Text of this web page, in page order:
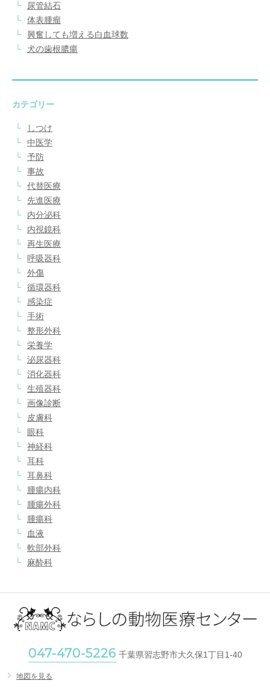
尿管結石
体表腫瘤
興奮しても増える白血球数
犬の歯根膿瘍
カテゴリー
しつけ
中医学
予防
事故
代替医療
先進医療
内分泌科
内視鏡科
再生医療
呼吸器科
外傷
循環器科
感染症
手術
整形外科
栄養学
泌尿器科
消化器科
生殖器科
画像診断
皮膚科
眼科
神経科
耳科
耳鼻科
腫瘍内科
腫瘍外科
腫瘍科
血液
軟部外科
麻酔科
047-470-5226 千葉県習志野市大久保1丁目1-40
地図を見る